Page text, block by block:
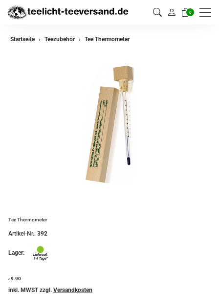
0
Startseite Teezubehör Tee Thermometer
Tee Thermometer
Artikel-Nr.: 392
Lager:
€ 9.90
inkl. MWST zzgl. Versandkosten